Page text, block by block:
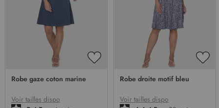
D’ENVIE
Robe gaze coton marine
Voir tailles dispo
Robe droite motif bleu
Voir tailles dispo